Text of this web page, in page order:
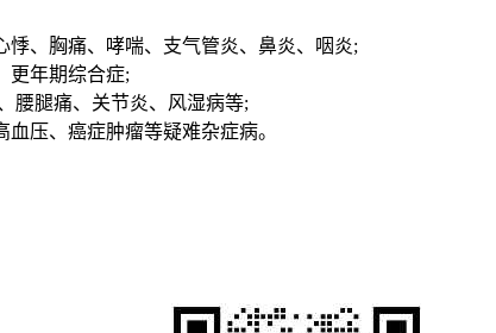
、胸痛、哮喘、支气管炎、鼻炎、咽炎;
更年期综合症;
腰腿痛、关节炎、风湿病等;
压、癌症肿瘤等疑难杂症病。